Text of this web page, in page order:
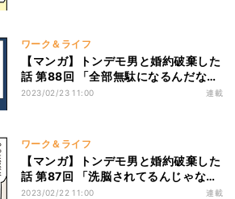
ワーク＆ライフ
【マンガ】トンデモ男と婚約破棄した
話 第88回 「全部無駄になるんだな」
結婚をやめようとするうみだが、いろ
2023/02/23 11:00 連載
ワーク＆ライフ
【マンガ】トンデモ男と婚約破棄した
話 第87回 「洗脳されてるんじゃな
い?」周りに相談してやっと違う世界
2023/02/22 11:00 連載